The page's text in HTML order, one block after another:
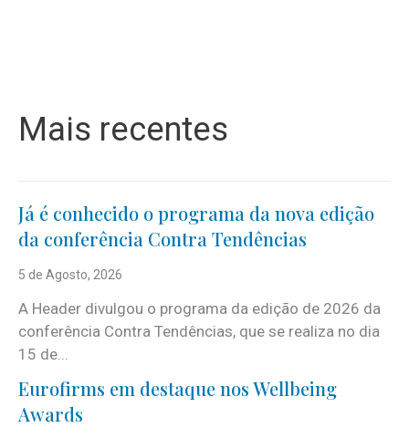
Mais recentes
Já é conhecido o programa da nova edição
da conferência Contra Tendências
5 de Agosto, 2026
A Header divulgou o programa da edição de 2026 da
conferência Contra Tendências, que se realiza no dia
15 de...
Eurofirms em destaque nos Wellbeing
Awards